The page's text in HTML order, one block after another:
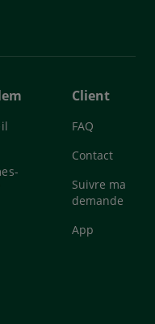
Client
FAQ
Contact
Suivre ma
demande
App